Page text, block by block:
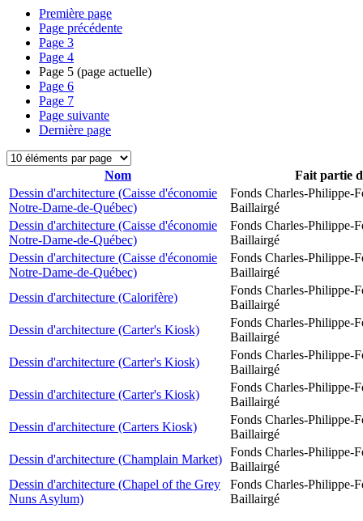
Première page
Page précédente
Page 3
Page 4
Page 5 (page actuelle)
Page 6
Page 7
Page suivante
Dernière page
Nom
Fait partie
Dessin d'architecture (Caisse d'économie
Notre-Dame-de-Québec)
Fonds Charles-Philippe-
Baillairgé
Dessin d'architecture (Caisse d'économie
Notre-Dame-de-Québec)
Fonds Charles-Philippe-
Baillairgé
Dessin d'architecture (Caisse d'économie
Notre-Dame-de-Québec)
Fonds Charles-Philippe-
Baillairgé
Dessin d'architecture (Calorifère)
Fonds Charles-Philippe-
Baillairgé
Dessin d'architecture (Carter's Kiosk)
Fonds Charles-Philippe-
Baillairgé
Dessin d'architecture (Carter's Kiosk)
Fonds Charles-Philippe-
Baillairgé
Dessin d'architecture (Carter's Kiosk)
Fonds Charles-Philippe-
Baillairgé
Dessin d'architecture (Carters Kiosk)
Fonds Charles-Philippe-
Baillairgé
Dessin d'architecture (Champlain Market)
Fonds Charles-Philippe-
Baillairgé
Dessin d'architecture (Chapel of the Grey
Nuns Asylum)
Fonds Charles-Philippe-
Baillairgé